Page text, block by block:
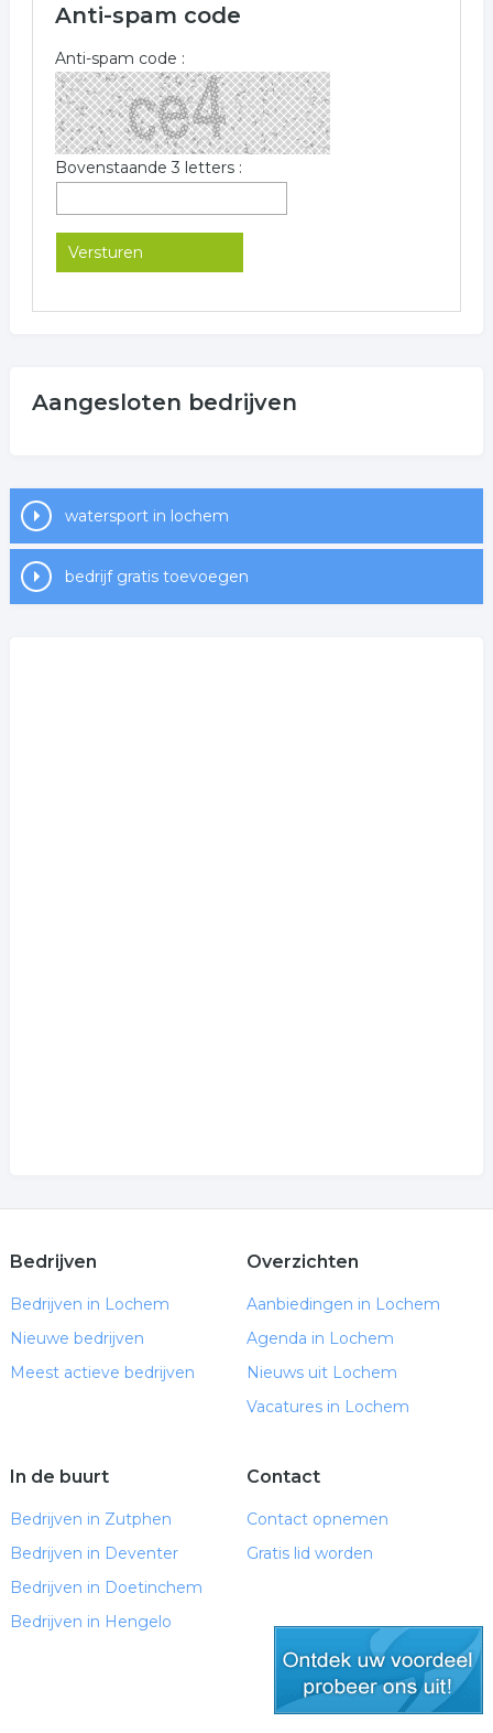
Anti-spam code
Anti-spam code :
Bovenstaande 3 letters :
Aangesloten bedrijven
watersport in lochem
bedrijf gratis toevoegen
Bedrijven
Bedrijven in Lochem
Nieuwe bedrijven
Meest actieve bedrijven
Overzichten
Aanbiedingen in Lochem
Agenda in Lochem
Nieuws uit Lochem
Vacatures in Lochem
In de buurt
Bedrijven in Zutphen
Bedrijven in Deventer
Bedrijven in Doetinchem
Bedrijven in Hengelo
Contact
Contact opnemen
Gratis lid worden